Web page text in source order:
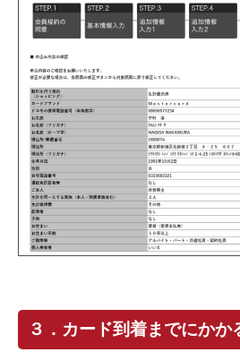
３．カード到着までにかか